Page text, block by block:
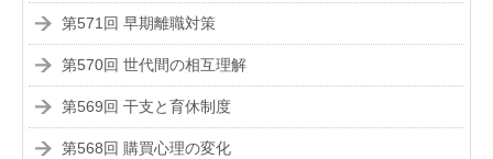
第571回 早期離職対策
第570回 世代間の相互理解
第569回 干支と育休制度
第568回 購買心理の変化